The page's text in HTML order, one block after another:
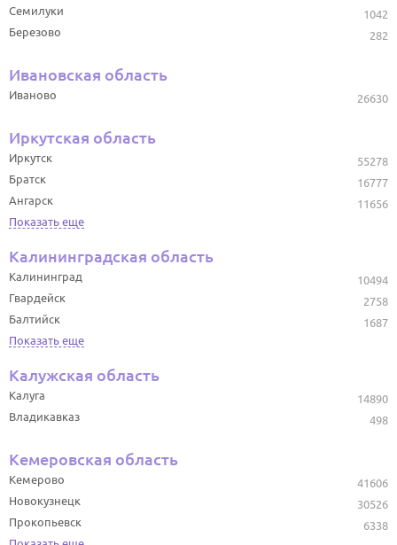
1042
Семилуки
282
Березово
Ивановская область
26630
Иваново
Иркутская область
55278
Иркутск
16777
Братск
11656
Ангарск
Показать еще
Калининградская область
10494
Калининград
2758
Гвардейск
1687
Балтийск
Показать еще
Калужская область
14890
Калуга
498
Владикавказ
Кемеровская область
41606
Кемерово
30526
Новокузнецк
6338
Прокопьевск